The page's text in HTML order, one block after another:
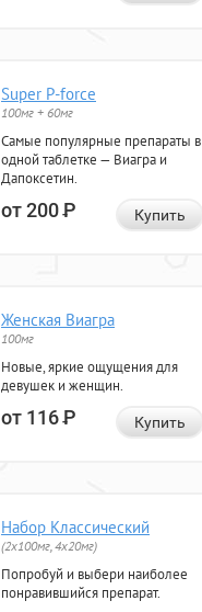
Super P-force
100мг + 60мг
Самые популярные препараты в
одной таблетке — Виагра и
Дапоксетин.
от 200Р Купить
Женская Виагра
100мг
Новые, яркие ощущения для
девушек и женщин.
от 116Р Купить
Набор Классический
(2x100мг, 4x20мг)
Попробуй и выбери наиболее
понравившийся препарат.